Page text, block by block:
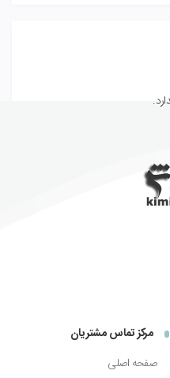
مرکز تماس مشتریان
صفحه اصلی